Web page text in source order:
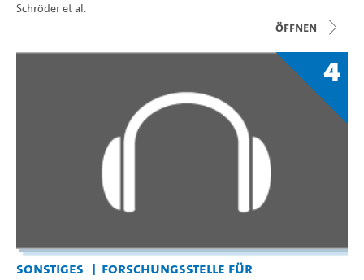
Schröderet al.
Öffnen
4
Sonstiges
Forschungsstelle für